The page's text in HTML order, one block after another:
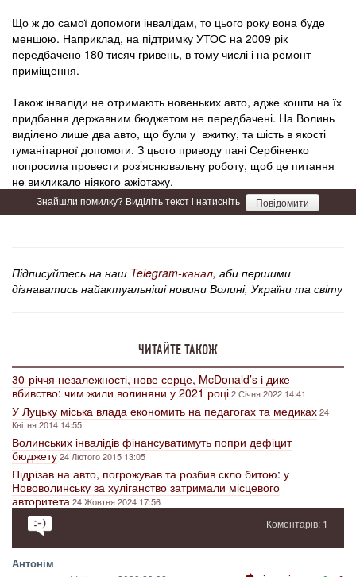
Що ж до самої допомоги інвалідам, то цього року вона буде
меншою. Наприклад, на підтримку УТОС на 2009 рік
передбачено 180 тисяч гривень, в тому числі і на ремонт
приміщення.
Також інваліди не отримають новеньких авто, адже кошти на їх
придбання державним бюджетом не передбачені. На Волинь
виділено лише два авто, що були у вжитку, та шість в якості
гуманітарної допомоги. З цього приводу пані Сербіненко
попросила провести роз’яснювальну роботу, щоб це питання
не викликало ніякого ажіотажу.
Знайшли помилку? Виділіть текст і натисніть Повідомити
Підписуйтесь на наш Telegram-канал, аби першими
дізнаватись найактуальніші новини Волині, України та світу
ЧИТАЙТЕ ТАКОЖ
30-річчя незалежності, нове серце, McDonald’s і дике
вбивство: чим жили волиняни у 2021 році2 Січня 2022 14:41
У Луцьку міська влада економить на педагогах та медиках24
Квітня 2014 14:55
Волинських інвалідів фінансуватимуть попри дефіцит
бюджету24 Лютого 2015 13:05
Підрізав на авто, погрожував та розбив скло битою: у
Нововолинську за хуліганство затримали місцевого
авторитета24 Жовтня 2024 17:56
Коментарів: 1
Антонім